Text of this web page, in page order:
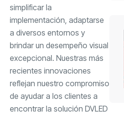
simplificar la
implementación, adaptarse
a diversos entornos y
brindar un desempeño visual
excepcional. Nuestras más
recientes innovaciones
reflejan nuestro compromiso
de ayudar a los clientes a
encontrar la solución DVLED